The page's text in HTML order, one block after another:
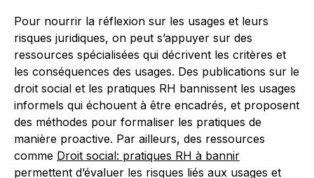
Pour nourrir la réflexion sur les usages et leurs
risques juridiques, on peut s’appuyer sur des
ressources spécialisées qui décrivent les critères et
les conséquences des usages. Des publications sur le
droit social et les pratiques RH bannissent les usages
informels qui échouent à être encadrés, et proposent
des méthodes pour formaliser les pratiques de
manière proactive. Par ailleurs, des ressources
comme Droit social: pratiques RH à bannir
permettent d’évaluer les risques liés aux usages et